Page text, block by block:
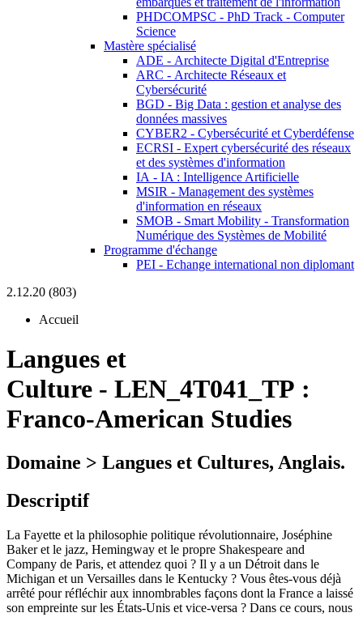
PHDCOMPSC - PhD Track - Computer
Science
Mastère spécialisé
ADE - Architecte Digital d'Entreprise
ARC - Architecte Réseaux et
Cybersécurité
BGD - Big Data : gestion et analyse des
données massives
CYBER2 - Cybersécurité et Cyberdéfense
ECRSI - Expert cybersécurité des réseaux
et des systèmes d'information
IA - IA : Intelligence Artificielle
MSIR - Management des systèmes
d'information en réseaux
SMOB - Smart Mobility - Transformation
Numérique des Systèmes de Mobilité
Programme d'échange
PEI - Echange international non diplomant
2.12.20 (803)
Accueil
Langues et
Culture - LEN_4T041_TP :
Franco-American Studies
Domaine > Langues et Cultures, Anglais.
Descriptif
La Fayette et la philosophie politique révolutionnaire, Joséphine
Baker et le jazz, Hemingway et le propre Shakespeare and
Company de Paris, et attendez quoi ? Il y a un Détroit dans le
Michigan et un Versailles dans le Kentucky ? Vous êtes-vous déjà
arrêté pour réfléchir aux innombrables façons dont la France a laissé
son empreinte sur les États-Unis et vice-versa ? Dans ce cours, nous